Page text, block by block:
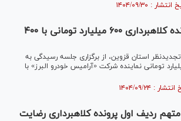
محاکمه متهم پرونده کلاهبرداری ۶۰۰ میلیارد تومانی با ۴۰۰
استان قزوین، از برگزاری جلسه رسیدگی به
کلاهبرداری ۶۰۰ میلیارد تومانی نماینده شرکت «آرامیس خودرو البرز» با
ردیف اول پرونده کلاهبرداری رضایت